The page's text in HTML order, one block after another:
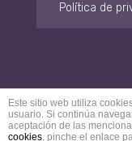
Política de
Este sitio web utiliza
usuario. Si continúa
aceptación de las
cookies, pinche el enlace